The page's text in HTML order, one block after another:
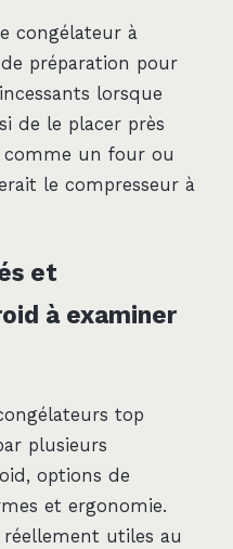
congélateur à
préparation pour
lorsque
de le placer près
comme un four ou
le compresseur à
et
à examiner
top
plusieurs
options de
et ergonomie.
utiles au